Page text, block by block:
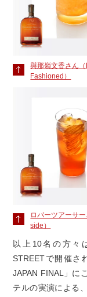
與那嶺文香さん
Fashioned）
ロバーツアーサ
side）
以上10名の方々
STREETで開催さ
JAPAN FINAL」に
テルの実演による